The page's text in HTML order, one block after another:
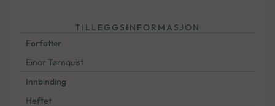
TILLEGGSINFORMASJON
Forfatter
Einar Tørnquist
Innbinding
Heftet